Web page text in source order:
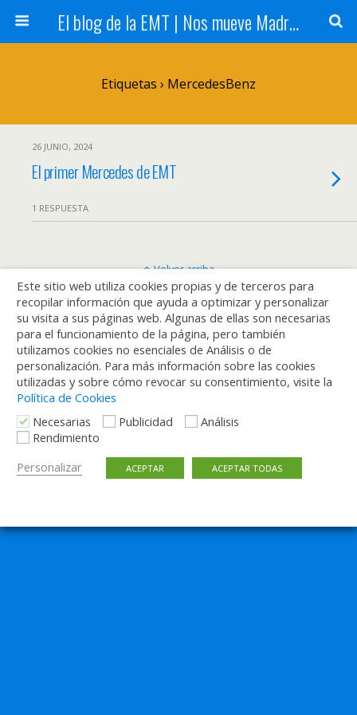
El blog de la EMT | Nos mueve Madrid
Etiquetas › MercedesBenz
26 JUNIO, 2024
El primer Mercedes de EMT
1 RESPUESTA
Volver arriba
Móvil Escritorio
Este sitio web utiliza cookies propias y de terceros para
recopilar información que ayuda a optimizar y personalizar
su visita a sus páginas web. Algunas de ellas son necesarias
para el funcionamiento de la página, pero también
utilizamos cookies no esenciales de Análisis o de
personalización. Para más información sobre las cookies
utilizadas y sobre cómo revocar su consentimiento, visite la
Política de Cookies
Necesarias
Publicidad
Análisis
Rendimiento
Personalizar
ACEPTAR ACEPTAR TODAS